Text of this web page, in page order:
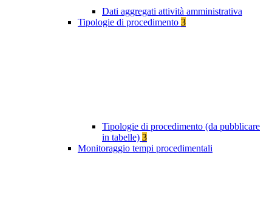
Dati aggregati attività amministrativa
Tipologie di procedimento 3
Tipologie di procedimento (da pubblicare
in tabelle) 3
Monitoraggio tempi procedimentali